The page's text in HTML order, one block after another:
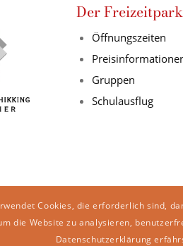
Der Freizeitpark
Öffnungszeiten
Gruppen
Schulausflug
Cookies, die erforderlich sind,
die Website zu analysieren,
Datenschutzerklärung